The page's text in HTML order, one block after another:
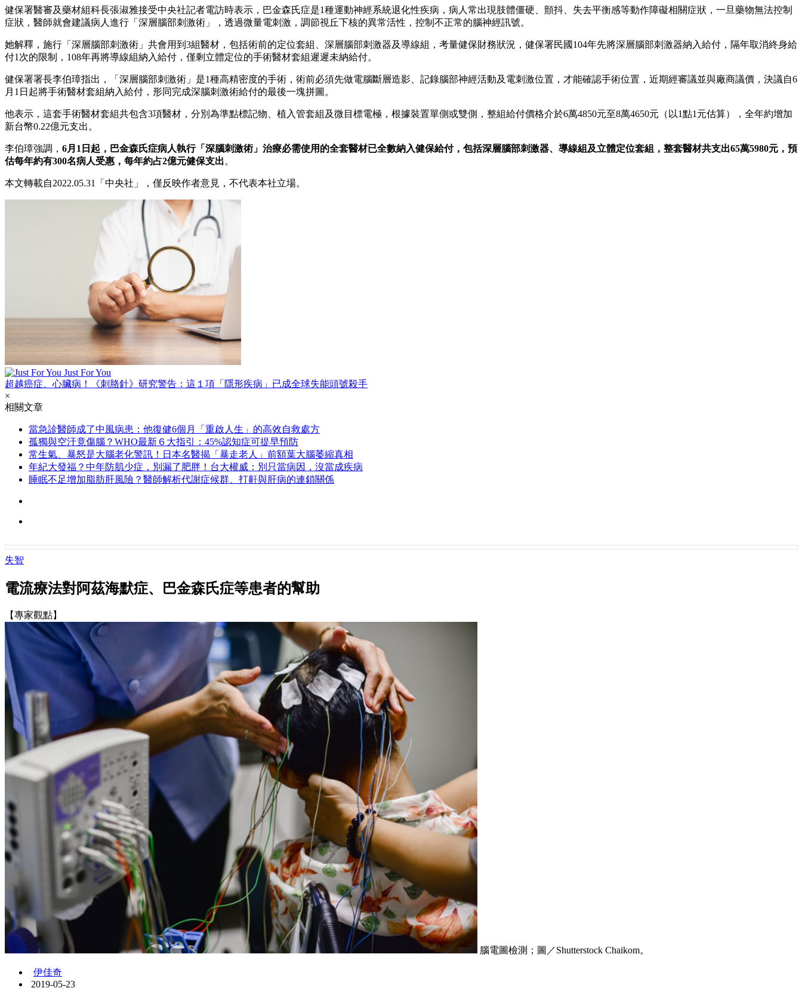
健保署醫審及藥材組科長張淑雅接受中央社記者電訪時表示，巴金森氏症是1種運動神經系統退化性疾病，病人常出現肢體僵硬、顫抖、失去平衡感等動作障礙相關症狀，一旦藥物無法控制
症狀，醫師就會建議病人進行「深層腦部刺激術」，透過微量電刺激，調節視丘下核的異常活性，控制不正常的腦神經訊號。
她解釋，施行「深層腦部刺激術」共會用到3組醫材，包括術前的定位套組、深層腦部刺激器及導線組，考量健保財務狀況，健保署民國104年先將深層腦部刺激器納入給付，隔年取消終身給
付1次的限制，108年再將導線組納入給付，僅剩立體定位的手術醫材套組遲遲未納給付。
健保署署長李伯璋指出，「深層腦部刺激術」是1種高精密度的手術，術前必須先做電腦斷層造影、記錄腦部神經活動及電刺激位置，才能確認手術位置，近期經審議並與廠商議價，決議自6
月1日起將手術醫材套組納入給付，形同完成深腦刺激術給付的最後一塊拼圖。
他表示，這套手術醫材套組共包含3項醫材，分別為準點標記物、植入管套組及微目標電極，根據裝置單側或雙側，整組給付價格介於6萬4850元至8萬4650元（以1點1元估算），全年約增加
新台幣0.22億元支出。
李伯璋強調， 6月1日起，巴金森氏症病人執行「深腦刺激術」治療必需使用的全套醫材已全數納入健保給付，包括深層腦部刺激器、導線組及立體定位套組，整套醫材共支出65萬5980元，預
估每年約有300名病人受惠，每年約占2億元健保支出。
本文轉載自2022.05.31「中央社」，僅反映作者意見，不代表本社立場。
Just For You
超越癌症、心臟病！《刺胳針》研究警告：這１項「隱形疾病」已成全球失能頭號殺手
×
相關文章
當急診醫師成了中風病患：他復健6個月「重啟人生」的高效自救處方
孤獨與空汙竟傷腦？WHO最新６大指引：45%認知症可提早預防
常生氣、暴怒是大腦老化警訊！日本名醫揭「暴走老人」前額葉大腦萎縮真相
年紀大發福？中年防肌少症，別漏了肥胖！台大權威：別只當病因，沒當成疾病
睡眠不足增加脂肪肝風險？醫師解析代謝症候群、打鼾與肝病的連鎖關係
失智
電流療法對阿茲海默症、巴金森氏症等患者的幫助
【專家觀點】
腦電圖檢測；圖／Shutterstock Chaikom。
伊佳奇
2019-05-23